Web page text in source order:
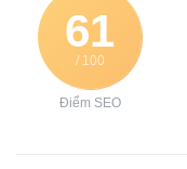
61
/ 100
Điểm SEO